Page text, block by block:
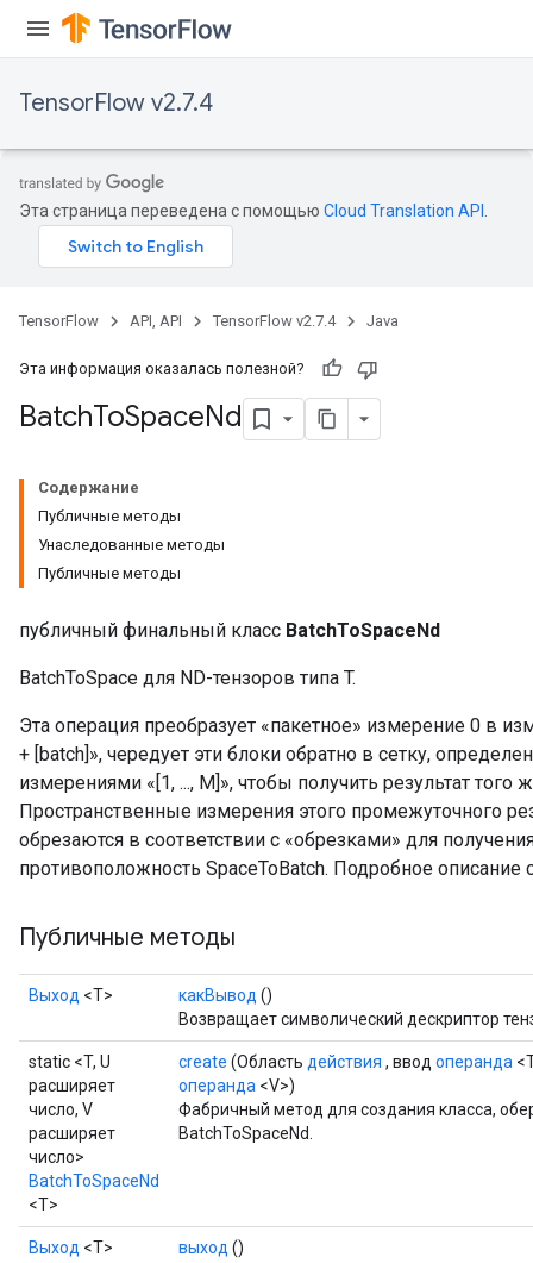
TensorFlow v2.7.4
Эта страница переведена с помощью Cloud Translation API
TensorFlow API, API TensorFlow v2.7.4 Java
Эта информация оказалась полезной?
BatchToSpaceNd
Содержание
Публичные методы
Унаследованные методы
Публичные методы
публичный финальный класс BatchToSpaceNd
BatchToSpace для ND-тензоров типа T.
Эта операция преобразует «пакетное» измерение 0 в
+ [batch]», чередует эти блоки обратно в сетку,
измерениями «[1, ..., M]», чтобы получить результат
Пространственные измерения этого промежуточного
обрезаются в соответствии с «обрезками» для
противоположность SpaceToBatch. Подробное описание
Публичные методы
Выход <Т> какВывод ()
Возвращает символический дескриптор
static <T, U
расширяет
число, V
расширяет
число>
BatchToSpaceNd
<T>
create (Область действия , ввод операнда
операнда <V>)
Фабричный метод для создания класса,
BatchToSpaceNd.
Выход <Т> выход ()